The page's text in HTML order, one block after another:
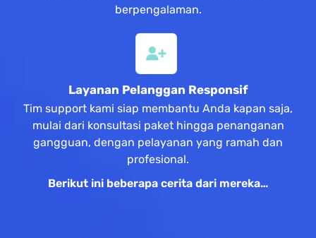
berpengalaman.
Layanan Pelanggan Responsif
Tim support kami siap membantu Anda kapan saja,
mulai dari konsultasi paket hingga penanganan
gangguan, dengan pelayanan yang ramah dan
profesional.
Berikut ini beberapa cerita dari mereka…